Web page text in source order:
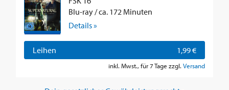
Blu-ray / ca. 172 Minuten
Details »
Leihen 1,99 €
inkl. Mwst., für 7 Tage zzgl. Versand